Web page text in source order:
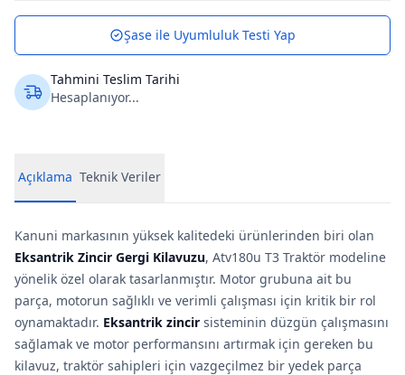
Şase ile Uyumluluk Testi Yap
Tahmini Teslim Tarihi
Hesaplanıyor...
Açıklama Teknik Veriler
Kanuni markasının yüksek kalitedeki ürünlerinden biri olan
Eksantrik Zincir Gergi Kilavuzu, Atv180u T3 Traktör modeline
yönelik özel olarak tasarlanmıştır. Motor grubuna ait bu
parça, motorun sağlıklı ve verimli çalışması için kritik bir rol
oynamaktadır. Eksantrik zincir sisteminin düzgün çalışmasını
sağlamak ve motor performansını artırmak için gereken bu
kilavuz, traktör sahipleri için vazgeçilmez bir yedek parça